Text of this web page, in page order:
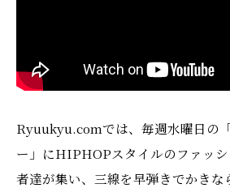
Ryuukyu.comでは、毎週水曜日の
ー」にHIPHOPスタイルのファッ
者達が集い、三線を早弾きでかきな